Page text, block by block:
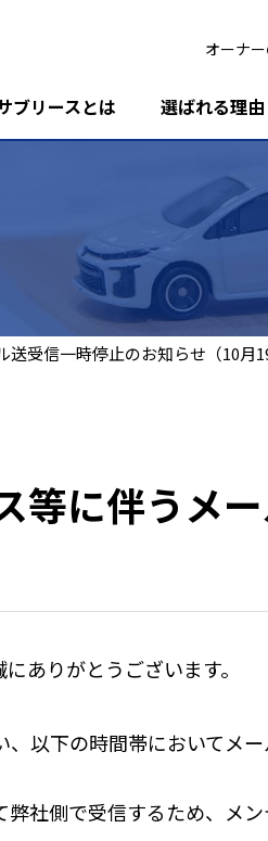
オーナ
ブリースとは 選ばれる理由
受信一時停止のお知らせ（10月19
等に伴うメ
ありがとうございます。
以下の時間帯においてメ
社側で受信するため、メン